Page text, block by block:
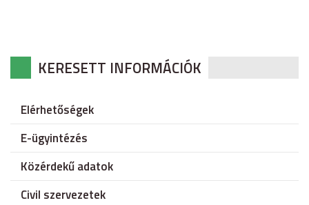
KERESETT INFORMÁCIÓK
Elérhetőségek
E-ügyintézés
Közérdekű adatok
Civil szervezetek